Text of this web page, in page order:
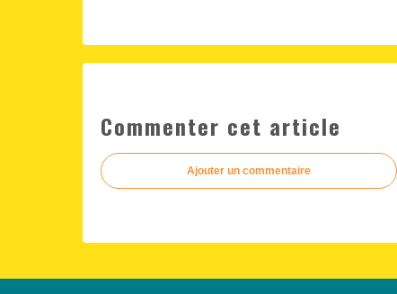
Commenter cet article
Ajouter un commentaire